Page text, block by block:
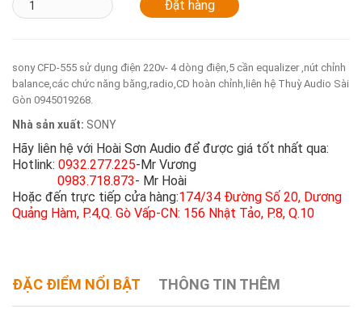
sony CFD-555 sử dụng điện 220v- 4 dòng điện,5 cần equalizer ,nút chỉnh
balance,các chức năng băng,radio,CD hoàn chỉnh,liên hệ Thuỳ Audio Sài
Gòn 0945019268.
Nhà sản xuất: SONY
Hãy liên hệ với Hoài Sơn Audio để được giá tốt nhất qua:
Hotlink: 0932.277.225-Mr Vương
0983.718.873- Mr Hoài
Hoặc đến trực tiếp cửa hàng:174/34 Đường Số 20, Dương
Quảng Hàm, P.4,Q. Gò Vấp-CN: 156 Nhật Tảo, P.8, Q.10
ĐẶC ĐIỂM NỔI BẬT THÔNG TIN THÊM